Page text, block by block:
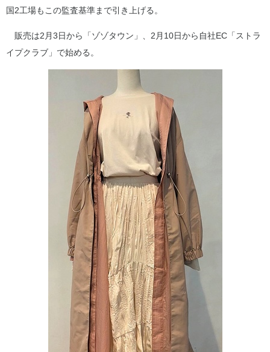
国2工場もこの監査基準まで引き上げる。
販売は2月3日から「ゾゾタウン」、2月10日から自社EC「ストラ
イプクラブ」で始める。